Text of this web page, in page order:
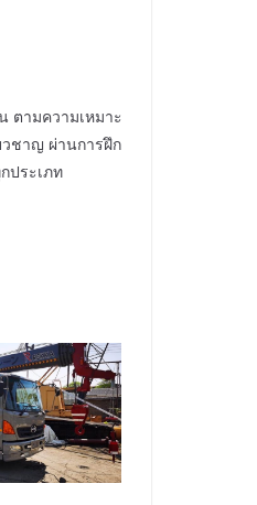
ตามความเหมาะ
ชาญ ผ่านการฝึก
ประเภท